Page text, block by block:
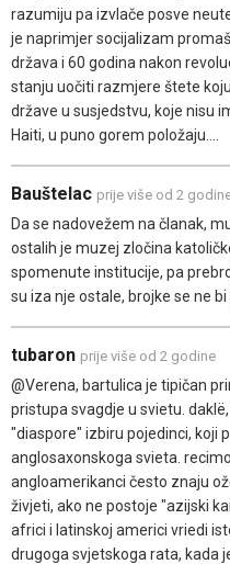
razumiju pa izvlače posve
je naprimjer socijalizam
država i 60 godina nakon
stanju uočiti razmjere štete
države u susjedstvu, koje nisu
Haiti, u puno gorem položaju....
Bauštelac prije više od 2
Da se nadovežem na članak,
ostalih je muzej zločina
spomenute institucije, pa
su iza nje ostale, brojke se ne
tubaron prije više od 2 godine
@Verena, bartulica je tipičan
pristupa svagdje u svietu.
"diaspore" izbiru pojedinci, koji
anglosaxonskoga svieta.
angloamerikanci često znaju
živjeti, ako ne postoje "azijski
africi i latinskoj americi vriedi
drugoga svjetskoga rata, kada